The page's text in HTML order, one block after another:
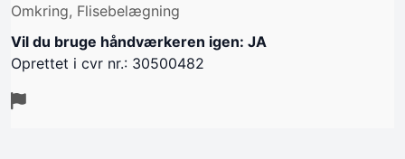
Omkring, Flisebelægning
Vil du bruge håndværkeren igen: JA
Oprettet i cvr nr.: 30500482